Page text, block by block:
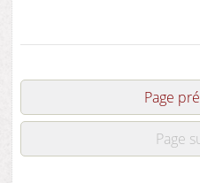
Page
Page